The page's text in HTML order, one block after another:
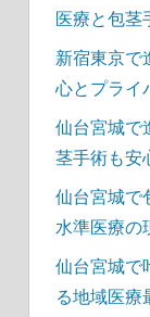
医療と包茎
新宿東京で
心とプライ
仙台宮城で
茎手術も安
仙台宮城で
水準医療の
仙台宮城で
る地域医療